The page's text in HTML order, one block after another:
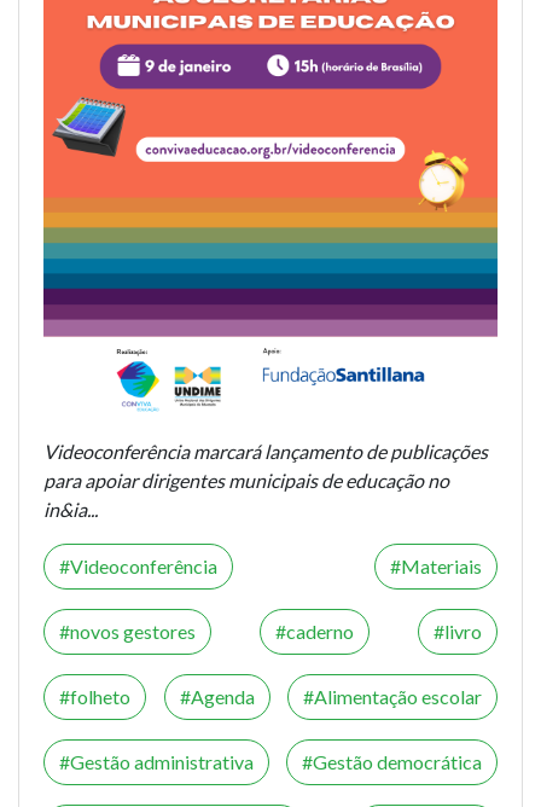
Videoconferência marcará lançamento de publicações
para apoiar dirigentes municipais de educação no
in&ia...
Videoconferência Materiais
novos gestores caderno livro
folheto Agenda Alimentação escolar
Gestão administrativa Gestão democrática